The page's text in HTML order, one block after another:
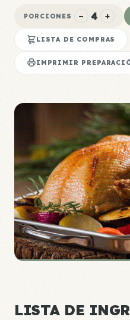
PORCIONES − 4 +
LISTA DE COMPRAS
IMPRIMIR
LISTA DE